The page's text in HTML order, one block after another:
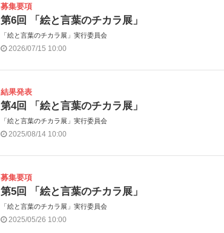
募集要項
第6回 「絵と言葉のチカラ展」
「絵と言葉のチカラ展」実行委員会
2026/07/15 10:00
結果発表
第4回 「絵と言葉のチカラ展」
「絵と言葉のチカラ展」実行委員会
2025/08/14 10:00
募集要項
第5回 「絵と言葉のチカラ展」
「絵と言葉のチカラ展」実行委員会
2025/05/26 10:00